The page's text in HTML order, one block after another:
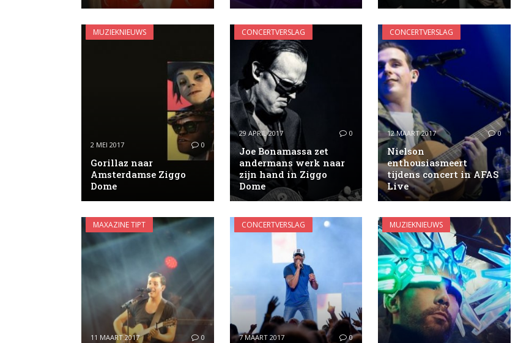
MUZIEKNIEUWS
2 MEI 2017 0
Gorillaz naar
Amsterdamse Ziggo
Dome
CONCERTVERSLAG
29 APRIL 2017 0
Joe Bonamassa zet
andermans werk naar
zijn hand in Ziggo
Dome
CONCERTVERSLAG
12 MAART 2017 0
Nielson
enthousiasmeert
tijdens concert in AFAS
Live
MAXAZINE TIPT
11 MAART 2017 0
CONCERTVERSLAG
7 MAART 2017 0
MUZIEKNIEUWS